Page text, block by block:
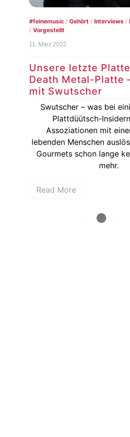
#‎feinemusic‬/ Gehört/ Interviews/
/ Vorgestellt
11. März 2022
Unsere letzte
Death Metal-Platte
mit Swutscher
Swutscher – was bei
Plattdüütsch-
Assoziationen mit
lebenden Menschen
Gourmets schon lange
mehr.
Read More